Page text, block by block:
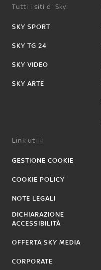
Tutti i siti di Sky:
SKY SPORT
SKY TG 24
SKY VIDEO
SKY ARTE
Link utili:
GESTIONE COOKIE
COOKIE POLICY
NOTE LEGALI
DICHIARAZIONE
ACCESSIBILITÀ
OFFERTA SKY MEDIA
CORPORATE